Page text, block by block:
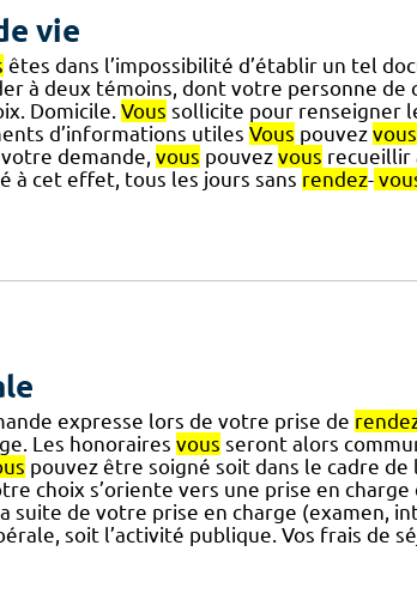
vie
êtes dans l’impossibilité d’établir un tel
à deux témoins, dont votre personne de
Domicile. Vous sollicite pour renseigner
d’informations utiles Vous pouvez vous
demande, vous pouvez vous recueillir
à cet effet, tous les jours sans rendez-
expresse lors de votre prise de
Les honoraires vous seront alors
pouvez être soigné soit dans le cadre
choix s’oriente vers une prise en
suite de votre prise en charge (examen,
soit l’activité publique. Vos frais de